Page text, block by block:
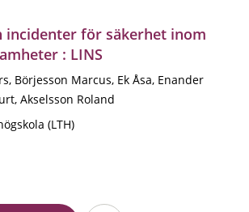
incidenter för säkerhet inom
: LINS
Börjesson Marcus, Ek Åsa, Enander
Akselsson Roland
(LTH)